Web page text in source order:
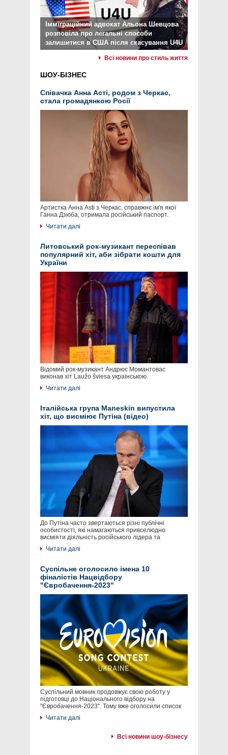
Імміграційний адвокат Альона Шевцова
розповіла про легальні способи
залишитися в США після скасування U4U
Всі новини про стиль життя
ШОУ-БІЗНЕС
Співачка Анна Асті, родом з Черкас,
стала громадянкою Росії
Артистка Анна Asti з Черкас, справжнє ім'я якої
Ганна Дзюба, отримала російський паспорт.
Читати далі
Литовський рок-музикант переспівав
популярний хіт, аби зібрати кошти для
України
Відомий рок-музикант Андрюс Момантовас
виконав хіт Laužo šviesa українською.
Читати далі
Італійська група Maneskin випустила
хіт, що висміює Путіна (відео)
До Путіна часто звертаються різні публічні
особистості, які намагаються привселюдно
висміяти діяльність російського лідера та
Читати далі
Суспільне оголосило імена 10
фіналістів Нацвідбору
"Євробачення-2023"
Суспільний мовник продовжує свою роботу у
підготовці до Національного відбору на
"Євробачення-2023". Тому вже оголосили список
Читати далі
Всі новини шоу-бізнесу